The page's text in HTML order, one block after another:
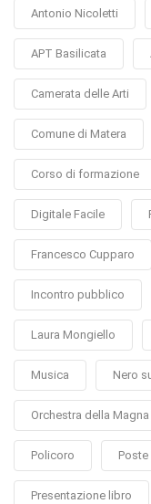
Antonio Nicoletti
APT Basilicata
Camerata delle Arti
Comune di Matera
Corso di formazione
Digitale Facile
Francesco Cupparo
Incontro pubblico
Laura Mongiello
Musica Nero
Orchestra della Magna
Policoro Poste
Presentazione libro